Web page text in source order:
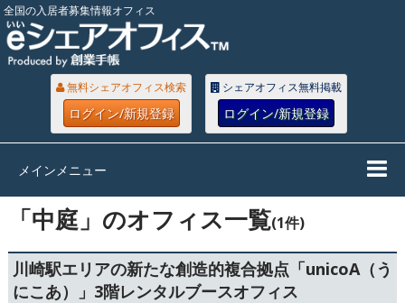
全国の入居者募集情報オフィス
無料シェアオフィス検索
ログイン/新規登録
シェアオフィス無料掲載
ログイン/新規登録
メインメニュー
「中庭」のオフィス一覧(1件)
川崎駅エリアの新たな創造的複合拠点「unicoA（う
にこあ）」3階レンタルブースオフィス